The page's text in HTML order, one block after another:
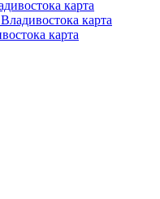
карта
карта
карта